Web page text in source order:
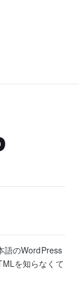
語のWordPress
を知らなくて